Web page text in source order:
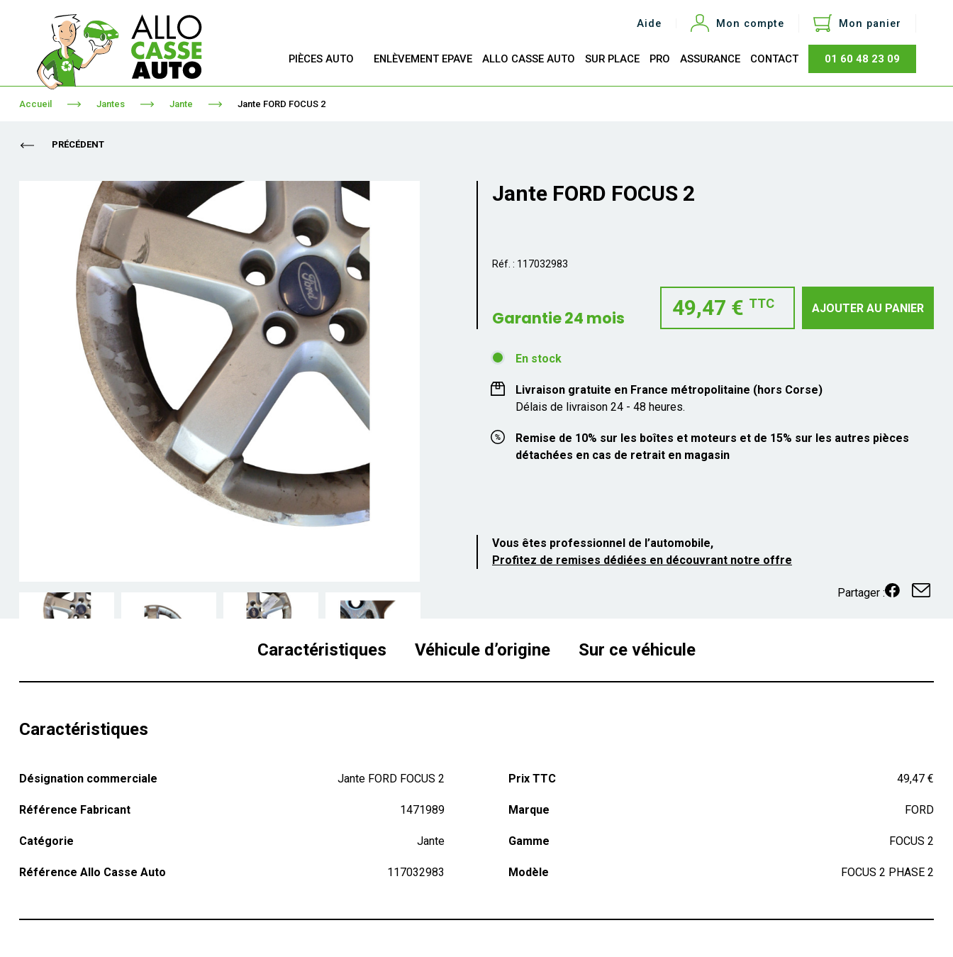
Aide Mon compte Mon panier
Total
PIÈCES AUTO ENLÈVEMENT EPAVE ALLO CASSE AUTO SUR PLACE PRO ASSURANCE CONTACT 01 60 48 23 09
Accueil Jantes Jante Jante FORD FOCUS 2
PRÉCÉDENT
Jante FORD FOCUS 2
Réf. : 117032983
Garantie 24 mois 49,47 € TTC AJOUTER AU PANIER
En stock
Livraison gratuite en France métropolitaine (hors Corse)
Délais de livraison 24 - 48 heures.
Remise de 10% sur les boîtes et moteurs et de 15% sur les autres pièces
détachées en cas de retrait en magasin
Vous êtes professionnel de l’automobile,
Profitez de remises dédiées en découvrant notre offre
Partager :
Caractéristiques Véhicule d’origine Sur ce véhicule
Caractéristiques
Désignation commerciale Jante FORD FOCUS 2
Référence Fabricant 1471989
Catégorie Jante
Référence Allo Casse Auto 117032983
Prix TTC 49,47 €
Marque FORD
Gamme FOCUS 2
Modèle FOCUS 2 PHASE 2